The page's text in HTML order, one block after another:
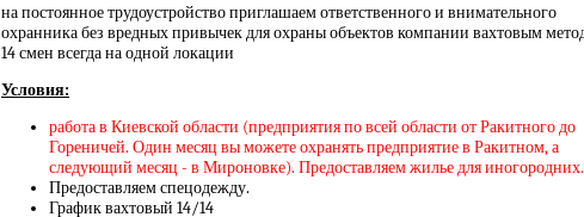
на постоянное трудоустройство приглашаем ответственного и внимательного
охранника без вредных привычек для охраны объектов компании вахтовым
14 смен всегда на одной локации
Условия:
работа в Киевской области (предприятия по всей области от Ракитного до
Гореничей. Один месяц вы можете охранять предприятие в Ракитном, а
следующий месяц - в Мироновке). Предоставляем жилье для иногородних.
Предоставляем спецодежду.
График вахтовый 14/14